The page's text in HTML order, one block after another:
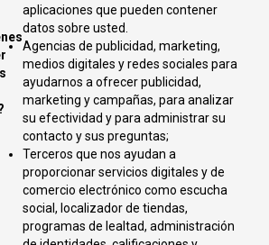
aplicaciones que pueden contener
datos sobre usted.
Agencias de publicidad, marketing,
medios digitales y redes sociales para
ayudarnos a ofrecer publicidad,
marketing y campañas, para analizar
su efectividad y para administrar su
contacto y sus preguntas;
Terceros que nos ayudan a
proporcionar servicios digitales y de
comercio electrónico como escucha
social, localizador de tiendas,
programas de lealtad, administración